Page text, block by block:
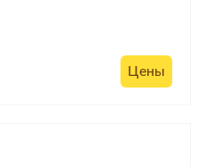
Цены